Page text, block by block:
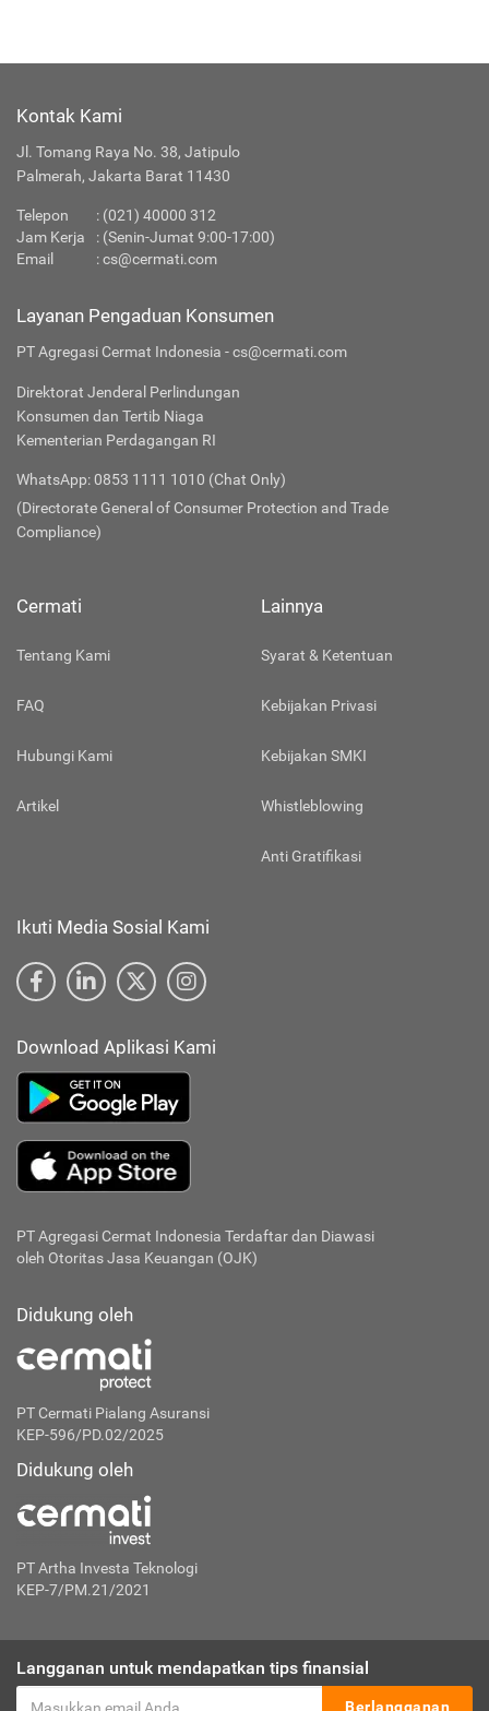
Kontak Kami
Jl. Tomang Raya No. 38, Jatipulo
Palmerah, Jakarta Barat 11430
Telepon
: (021) 40000 312
Jam Kerja
: (Senin-Jumat 9:00-17:00)
Email
:cs@cermati.com
Layanan Pengaduan Konsumen
PT Agregasi Cermat Indonesia - cs@cermati.com
Direktorat Jenderal Perlindungan
Konsumen dan Tertib Niaga
Kementerian Perdagangan RI
WhatsApp: 0853 1111 1010 (Chat Only)
(Directorate General of Consumer Protection and Trade
Compliance)
Cermati
Tentang Kami
FAQ
Hubungi Kami
Artikel
Lainnya
Syarat & Ketentuan
Kebijakan Privasi
Kebijakan SMKI
Whistleblowing
Anti Gratifikasi
Ikuti Media Sosial Kami
Download Aplikasi Kami
PT Agregasi Cermat Indonesia Terdaftar dan Diawasi
oleh Otoritas Jasa Keuangan (OJK)
Didukung oleh
PT Cermati Pialang Asuransi
KEP-596/PD.02/2025
Didukung oleh
PT Artha Investa Teknologi
KEP-7/PM.21/2021
Langganan untuk mendapatkan tips finansial
Berlangganan